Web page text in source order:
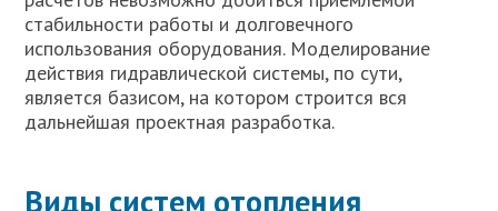
стабильности работы и долговечного
использования оборудования. Моделирование
действия гидравлической системы, по сути,
является базисом, на котором строится вся
дальнейшая проектная разработка.
Виды систем отопления